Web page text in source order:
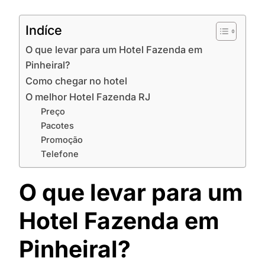
Indíce
O que levar para um Hotel Fazenda em
Pinheiral?
Como chegar no hotel
O melhor Hotel Fazenda RJ
Preço
Pacotes
Promoção
Telefone
O que levar para um
Hotel Fazenda em
Pinheiral?